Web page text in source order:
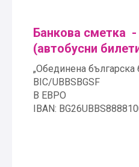
Банкова сметка
(автобусни
„Обединена
BIC/UBBSBGSF
В ЕВРО
IBAN: